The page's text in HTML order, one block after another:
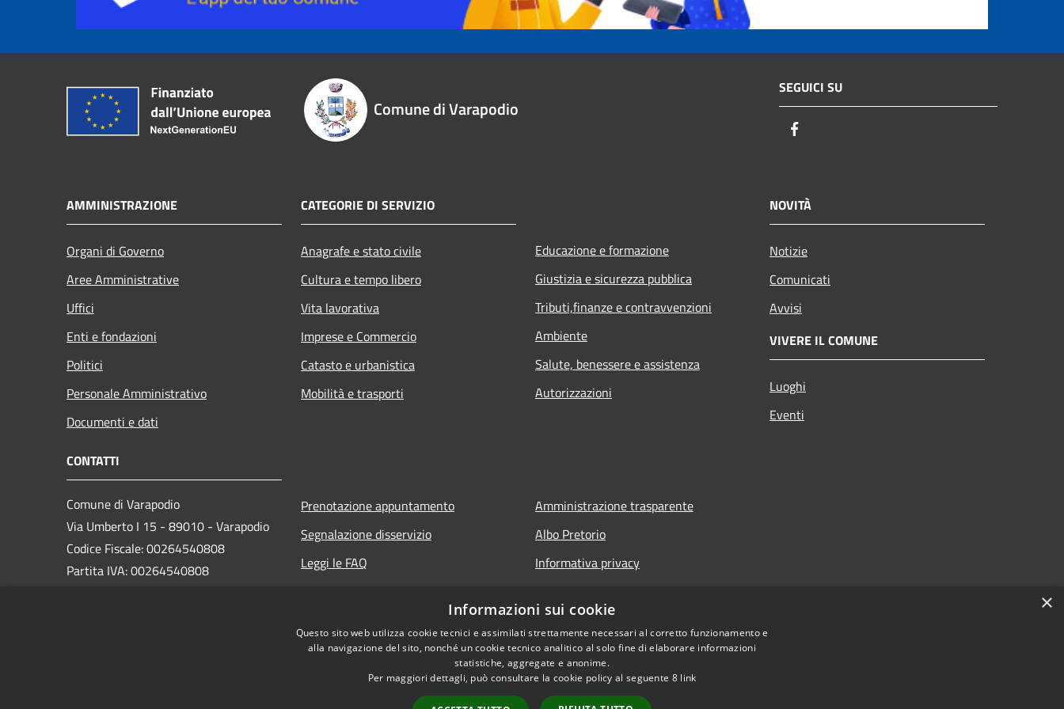
Comune di Varapodio
SEGUICI SU
AMMINISTRAZIONE
Organi di Governo
Aree Amministrative
Uffici
Enti e fondazioni
Politici
Personale Amministrativo
Documenti e dati
CATEGORIE DI SERVIZIO
Anagrafe e stato civile
Cultura e tempo libero
Vita lavorativa
Imprese e Commercio
Catasto e urbanistica
Mobilità e trasporti
Educazione e formazione
Giustizia e sicurezza pubblica
Tributi,finanze e contravvenzioni
Ambiente
Salute, benessere e assistenza
Autorizzazioni
NOVITÀ
Notizie
Comunicati
Avvisi
VIVERE IL COMUNE
Luoghi
Eventi
CONTATTI
Comune di Varapodio
Via Umberto I 15 - 89010 - Varapodio
Codice Fiscale: 00264540808
Partita IVA: 00264540808
Prenotazione appuntamento
Segnalazione disservizio
Leggi le FAQ
Amministrazione trasparente
Albo Pretorio
Informativa privacy
Dichiarazione di accessibilità
×
Informazioni sui cookie
Questo sito web utilizza cookie tecnici e assimilati strettamente necessari al corretto funzionamento e
alla navigazione del sito, nonché un cookie tecnico analitico al solo fine di elaborare informazioni
statistiche, aggregate e anonime.
Per maggiori dettagli, può consultare la cookie policy al seguente 8 link